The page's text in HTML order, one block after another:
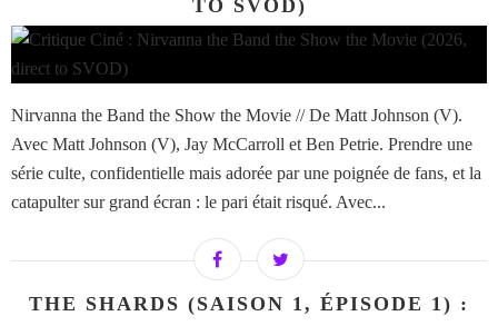
TO SVOD)
Nirvanna the Band the Show the Movie // De Matt Johnson (V).
Avec Matt Johnson (V), Jay McCarroll et Ben Petrie. Prendre une
série culte, confidentielle mais adorée par une poignée de fans, et la
catapulter sur grand écran : le pari était risqué. Avec...
THE SHARDS (SAISON 1, ÉPISODE 1) :